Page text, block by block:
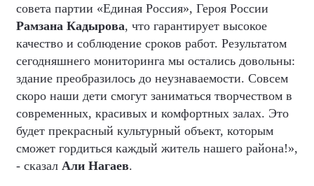
совета партии «Единая Россия», Героя России
Рамзана Кадырова, что гарантирует высокое
качество и соблюдение сроков работ. Результатом
сегодняшнего мониторинга мы остались довольны:
здание преобразилось до неузнаваемости. Совсем
скоро наши дети смогут заниматься творчеством в
современных, красивых и комфортных залах. Это
будет прекрасный культурный объект, которым
сможет гордиться каждый житель нашего района!»,
- сказал Али Нагаев.